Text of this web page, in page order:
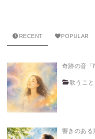
RECENT POPULAR
奇跡の音「
歌うこと
響きのある